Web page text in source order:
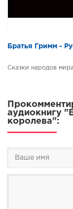
Братья Гримм -
Сказки народов мира
аудиокнигу
королева":